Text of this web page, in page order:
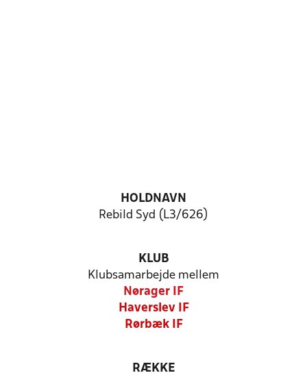
HOLDNAVN
Rebild Syd (L3/626)
KLUB
Klubsamarbejde mellem
Nørager IF
Haverslev IF
Rørbæk IF
RÆKKE